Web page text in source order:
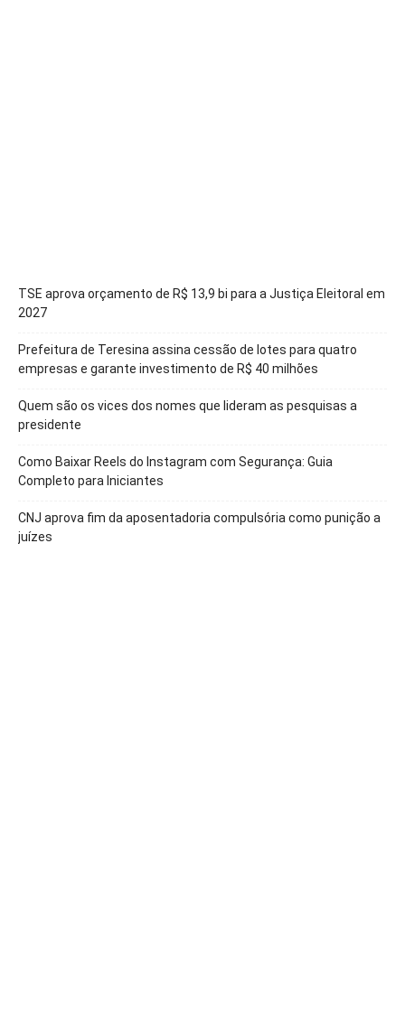
TSE aprova orçamento de R$ 13,9 bi para a Justiça Eleitoral em
2027
Prefeitura de Teresina assina cessão de lotes para quatro
empresas e garante investimento de R$ 40 milhões
Quem são os vices dos nomes que lideram as pesquisas a
presidente
Como Baixar Reels do Instagram com Segurança: Guia
Completo para Iniciantes
CNJ aprova fim da aposentadoria compulsória como punição a
juízes